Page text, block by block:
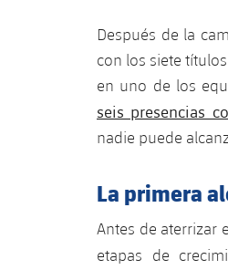
Después de la
con los siete
en uno de los
seis presencias
nadie puede
La primera
Antes de aterrizar
etapas de